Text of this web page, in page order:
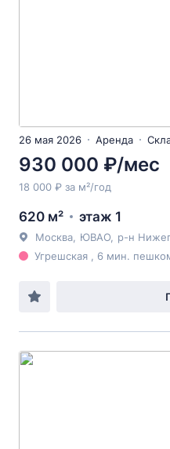
26 мая 2026 Аренда
930 000 ₽/мес
18 000 ₽ за м²/год
620 м² этаж 1
Москва ЮВАО р-н
Угрешская , 6 мин.